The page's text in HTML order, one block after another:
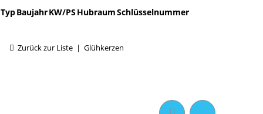
TypBaujahrKW/PS HubraumSchlüsselnummer
Zurück zur Liste Glühkerzen